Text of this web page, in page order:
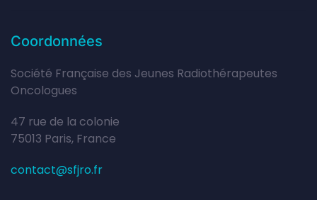
Coordonnées
Société Française des Jeunes Radiothérapeutes
Oncologues
47 rue de la colonie
75013 Paris, France
contact@sfjro.fr